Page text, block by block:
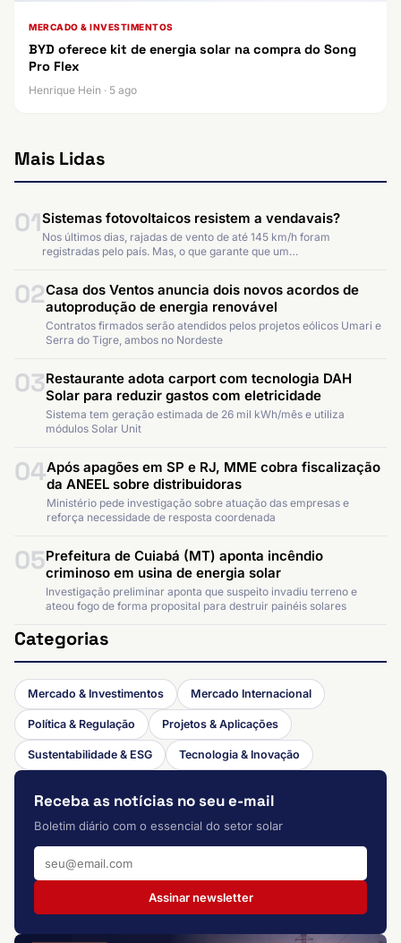
MERCADO & INVESTIMENTOS
BYD oferece kit de energia solar na compra do Song
Pro Flex
Henrique Hein · 5 ago
Mais Lidas
01Sistemas fotovoltaicos resistem a vendavais?
Nos últimos dias, rajadas de vento de até 145 km/h foram
registradas pelo país. Mas, o que garante que um…
02Casa dos Ventos anuncia dois novos acordos de
autoprodução de energia renovável
Contratos firmados serão atendidos pelos projetos eólicos Umari e
Serra do Tigre, ambos no Nordeste
03Restaurante adota carport com tecnologia DAH
Solar para reduzir gastos com eletricidade
Sistema tem geração estimada de 26 mil kWh/mês e utiliza
módulos Solar Unit
04Após apagões em SP e RJ, MME cobra fiscalização
da ANEEL sobre distribuidoras
Ministério pede investigação sobre atuação das empresas e
reforça necessidade de resposta coordenada
05Prefeitura de Cuiabá (MT) aponta incêndio
criminoso em usina de energia solar
Investigação preliminar aponta que suspeito invadiu terreno e
ateou fogo de forma proposital para destruir painéis solares
Categorias
Mercado & Investimentos Mercado Internacional
Política & Regulação Projetos & Aplicações
Sustentabilidade & ESG Tecnologia & Inovação
Receba as notícias no seu e-mail
Boletim diário com o essencial do setor solar
Assinar newsletter